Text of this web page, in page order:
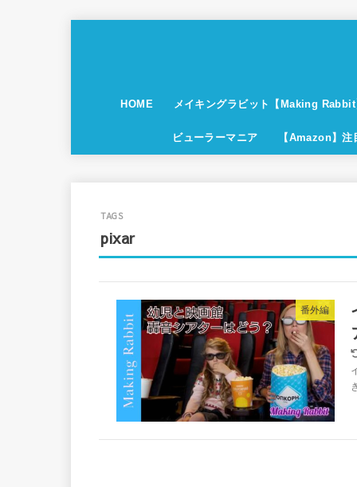
HOME メイキングラビット【Making
ビューラーマニア 【Amazon】
pixar
番外編